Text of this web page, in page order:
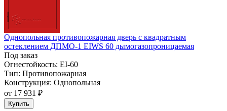
Однопольная противопожарная дверь с квадратным
остеклением ДПМО-1 EIWS 60 дымогазопроницаемая
Под заказ
Огнестойкость: EI-60
Тип: Противопожарная
Конструкция: Однопольная
от 17 931 ₽
Купить